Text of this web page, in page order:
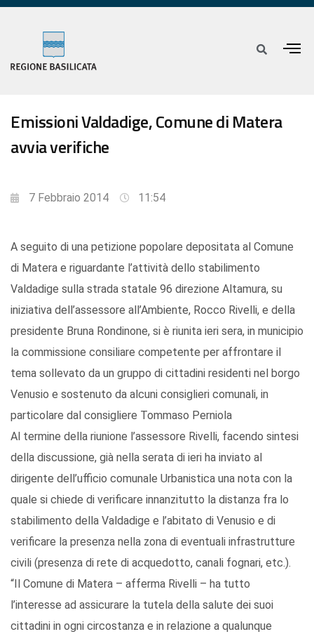
Emissioni Valdadige, Comune di Matera
avvia verifiche
7 Febbraio 2014 11:54
A seguito di una petizione popolare depositata al Comune
di Matera e riguardante l’attività dello stabilimento
Valdadige sulla strada statale 96 direzione Altamura, su
iniziativa dell’assessore all’Ambiente, Rocco Rivelli, e della
presidente Bruna Rondinone, si è riunita ieri sera, in municipio
la commissione consiliare competente per affrontare il
tema sollevato da un gruppo di cittadini residenti nel borgo
Venusio e sostenuto da alcuni consiglieri comunali, in
particolare dal consigliere Tommaso Perniola
Al termine della riunione l’assessore Rivelli, facendo sintesi
della discussione, già nella serata di ieri ha inviato al
dirigente dell’ufficio comunale Urbanistica una nota con la
quale si chiede di verificare innanzitutto la distanza fra lo
stabilimento della Valdadige e l’abitato di Venusio e di
verificare la presenza nella zona di eventuali infrastrutture
civili (presenza di rete di acquedotto, canali fognari, etc.).
“Il Comune di Matera – afferma Rivelli – ha tutto
l’interesse ad assicurare la tutela della salute dei suoi
cittadini in ogni circostanza e in relazione a qualunque